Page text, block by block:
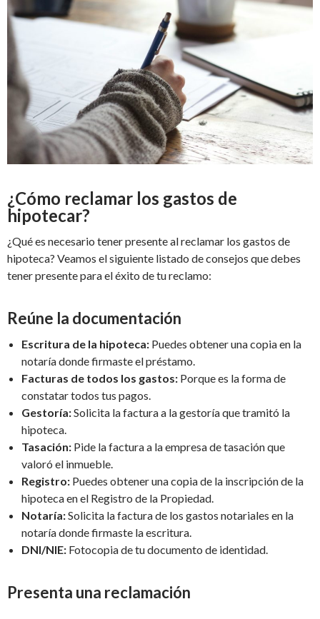
¿Cómo reclamar los gastos de
hipotecar?
¿Qué es necesario tener presente al reclamar los gastos de
hipoteca? Veamos el siguiente listado de consejos que debes
tener presente para el éxito de tu reclamo:
Reúne la documentación
Escritura de la hipoteca: Puedes obtener una copia en la
notaría donde firmaste el préstamo.
Facturas de todos los gastos: Porque es la forma de
constatar todos tus pagos.
Gestoría:Solicita la factura a la gestoría que tramitó la
hipoteca.
Tasación: Pide la factura a la empresa de tasación que
valoró el inmueble.
Registro: Puedes obtener una copia de la inscripción de la
hipoteca en el Registro de la Propiedad.
Notaría:Solicita la factura de los gastos notariales en la
notaría donde firmaste la escritura.
DNI/NIE: Fotocopia de tu documento de identidad.
Presenta una reclamación